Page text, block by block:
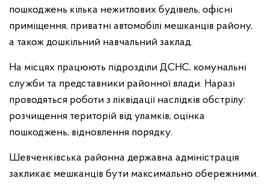
пошкоджень кілька нежитлових будівель, офісні
приміщення, приватні автомобілі мешканців району,
а також дошкільний навчальний заклад.
На місцях працюють підрозділи ДСНС, комунальні
служби та представники районної влади. Наразі
проводяться роботи з ліквідації наслідків обстрілу:
розчищення територій від уламків, оцінка
пошкоджень, відновлення порядку.
Шевченківська районна державна адміністрація
закликає мешканців бути максимально обережними.